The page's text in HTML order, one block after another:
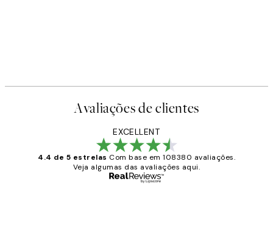
Avaliações de clientes
EXCELLENT
4.4 de 5 estrelas Com base em 108380 avaliações.
Veja algumas das avaliações aqui.